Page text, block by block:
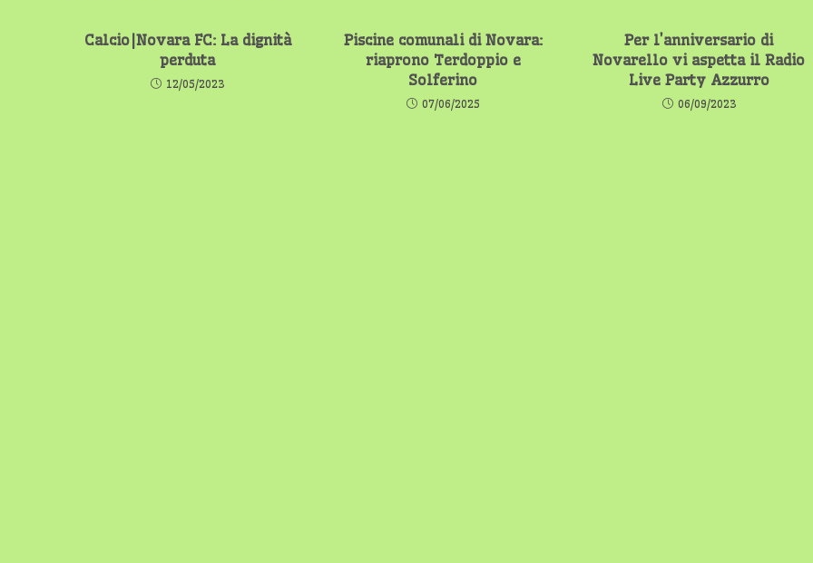
Calcio|Novara FC: La dignità
perduta
12/05/2023
Piscine comunali di Novara:
riaprono Terdoppio e
Solferino
07/06/2025
Per l’anniversario di
Novarello vi aspetta il Radio
Live Party Azzurro
06/09/2023